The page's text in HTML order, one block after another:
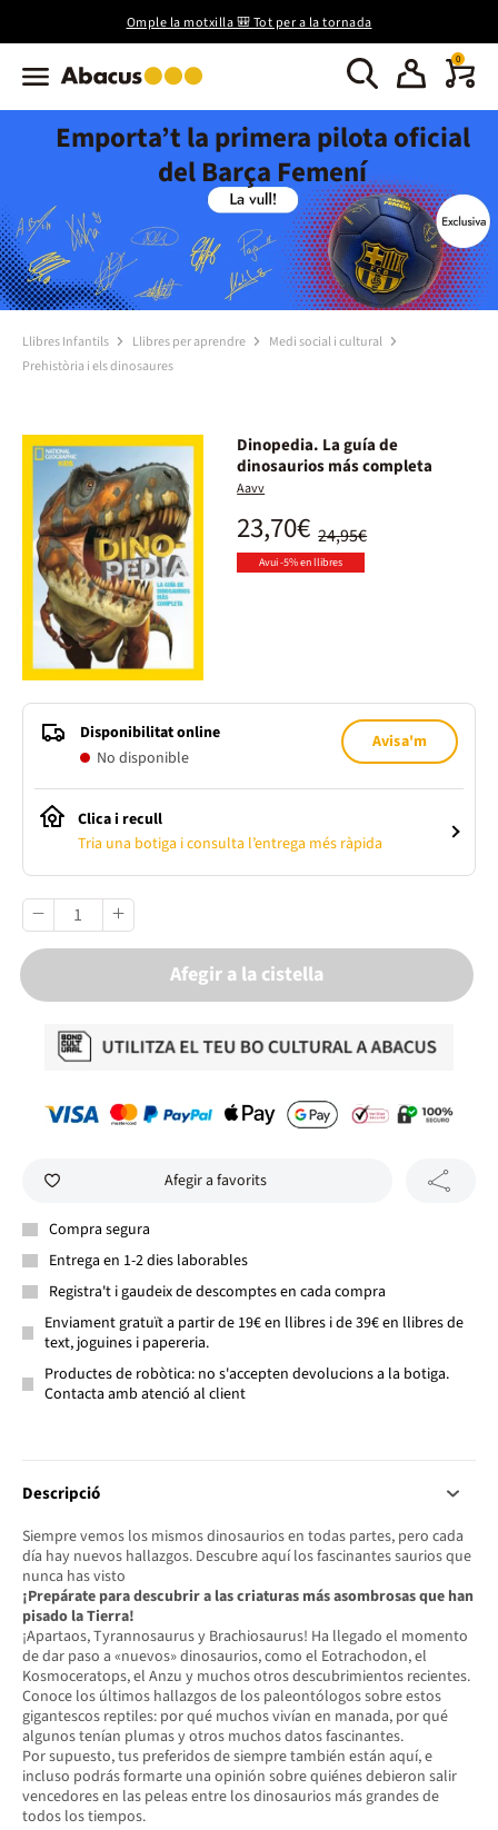
Omple la motxilla 🎒 Tot per a la tornada
0
Emporta’t la primera pilota oficial
del Barça Femení
Llibres Infantils Llibres per aprendre
Medi social i cultural
Prehistòria i els dinosaures
Dinopedia. La guía de
dinosaurios más completa
Aavv
24,95€
23,70€
Avui -5% en llibres
Disponibilitat online
No disponible
Avisa'm
Clica i recull
Tria una botiga i consulta l’entrega més ràpida
Afegir a la cistella
Afegir a favorits
Compra segura
Entrega en 1-2 dies laborables
Registra't i gaudeix de descomptes en cada compra
Enviament gratuït a partir de 19€ en llibres i de 39€ en llibres de
text, joguines i papereria.
Productes de robòtica: no s'accepten devolucions a la botiga.
Contacta amb atenció al client
Descripció
Siempre vemos los mismos dinosaurios en todas partes, pero cada
día hay nuevos hallazgos. Descubre aquí los fascinantes saurios que
nunca has visto
¡Prepárate para descubrir a las criaturas más asombrosas que han
pisado la Tierra!
¡Apartaos, Tyrannosaurus y Brachiosaurus! Ha llegado el momento
de dar paso a «nuevos» dinosaurios, como el Eotrachodon, el
Kosmoceratops, el Anzu y muchos otros descubrimientos recientes.
Conoce los últimos hallazgos de los paleontólogos sobre estos
gigantescos reptiles: por qué muchos vivían en manada, por qué
algunos tenían plumas y otros muchos datos fascinantes.
Por supuesto, tus preferidos de siempre también están aquí, e
incluso podrás formarte una opinión sobre quiénes debieron salir
vencedores en las peleas entre los dinosaurios más grandes de
todos los tiempos.